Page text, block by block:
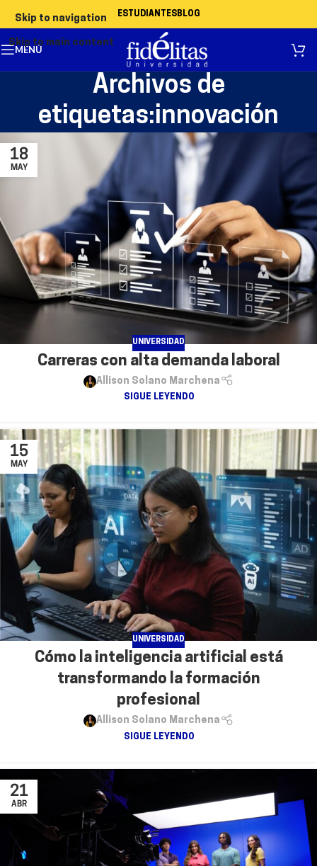
Skip to navigation
Skip to main content
ESTUDIANTESBLOG
MENÚ
Archivos de
etiquetas:innovación
18
MAY
UNIVERSIDAD
Carreras con alta demanda laboral
Allison Solano Marchena
SIGUE LEYENDO
15
MAY
UNIVERSIDAD
Cómo la inteligencia artificial está
transformando la formación
profesional
Allison Solano Marchena
SIGUE LEYENDO
21
ABR